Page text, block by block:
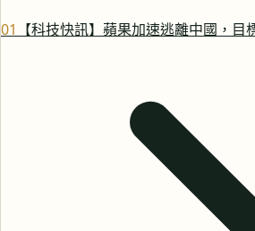
01 【科技快訊】蘋果加速逃離中國，目